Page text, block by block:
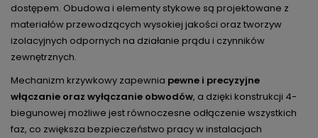
dostępem. Obudowa i elementy stykowe są projektowane z
materiałów przewodzących wysokiej jakości oraz tworzyw
izolacyjnych odpornych na działanie prądu i czynników
zewnętrznych.
Mechanizm krzywkowy zapewnia pewne i precyzyjne
włączanie oraz wyłączanie obwodów, a dzięki konstrukcji 4-
biegunowej możliwe jest równoczesne odłączenie wszystkich
faz, co zwiększa bezpieczeństwo pracy w instalacjach